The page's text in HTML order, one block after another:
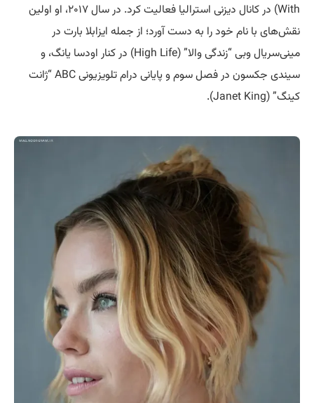
With) در کانال دیزنی استرالیا فعالیت کرد. در سال ۲۰۱۷، او اولین
نقش‌های با نام خود را به دست آورد؛ از جمله ایزابلا بارت در
مینی‌سریال وبی “زندگی والا” (High Life) در کنار اودسا یانگ، و
سیندی جکسون در فصل سوم و پایانی درام تلویزیونی ABC “ژانت
کینگ” (Janet King).